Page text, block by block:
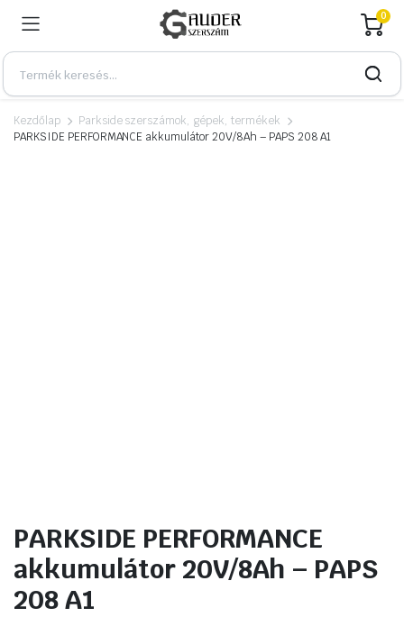
0
Kezdőlap
Parkside szerszámok, gépek, termékek
PARKSIDE PERFORMANCE akkumulátor 20V/8Ah – PAPS 208 A1
PARKSIDE PERFORMANCE
akkumulátor 20V/8Ah – PAPS
208 A1